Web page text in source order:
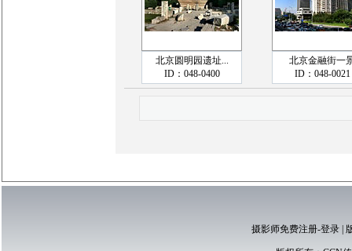
北京圆明园遗址...
ID：048-0400
北京金融街一
ID：048-0021
摄影师免费注册-登录|